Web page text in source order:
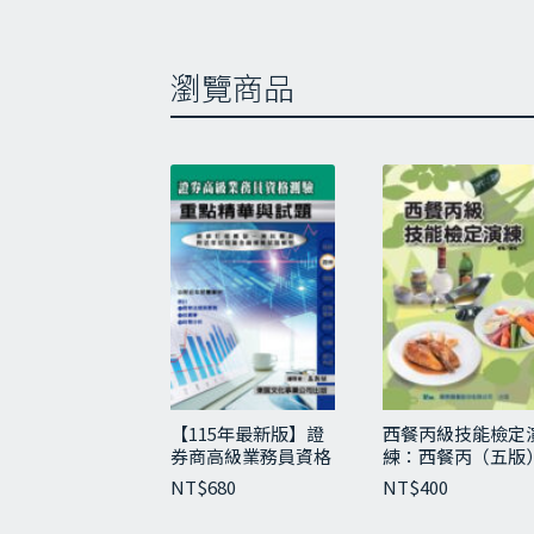
油
油
油
捲
燙
麵
厚
中
酥
蛋
菊
綠
瀏覽商品
【115年最新版】證
券商高級業務員資格
測驗重點精華與試題
NT$680
西餐丙級技能檢定
練：西餐丙（五版
NT$400